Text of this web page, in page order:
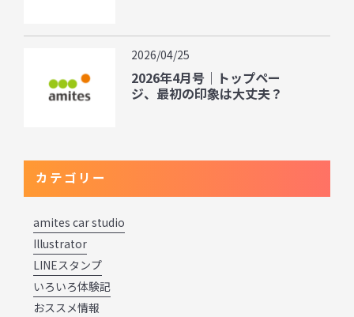
2026/04/25
2026年4月号｜トップペー
ジ、最初の印象は大丈夫？
カテゴリー
amites car studio
Illustrator
LINEスタンプ
いろいろ体験記
おススメ情報